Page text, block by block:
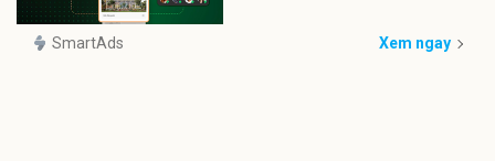
SmartAds Xem ngay